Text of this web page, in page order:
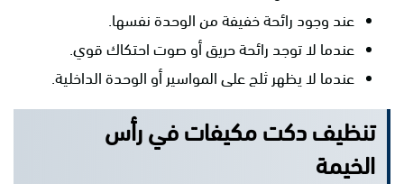
عند وجود رائحة خفيفة من الوحدة نفسها.
عندما لا توجد رائحة حريق أو صوت احتكاك قوي.
عندما لا يظهر ثلج على المواسير أو الوحدة الداخلية.
تنظيف دكت مكيفات في رأس
الخيمة